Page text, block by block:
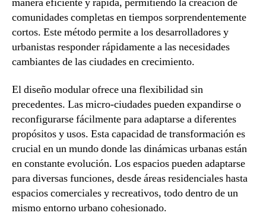
comunidades completas en tiempos sorprendentemente
cortos. Este método permite a los desarrolladores y
urbanistas responder rápidamente a las necesidades
cambiantes de las ciudades en crecimiento.
El diseño modular ofrece una flexibilidad sin
precedentes. Las micro-ciudades pueden expandirse o
reconfigurarse fácilmente para adaptarse a diferentes
propósitos y usos. Esta capacidad de transformación es
crucial en un mundo donde las dinámicas urbanas están
en constante evolución. Los espacios pueden adaptarse
para diversas funciones, desde áreas residenciales hasta
espacios comerciales y recreativos, todo dentro de un
mismo entorno urbano cohesionado.